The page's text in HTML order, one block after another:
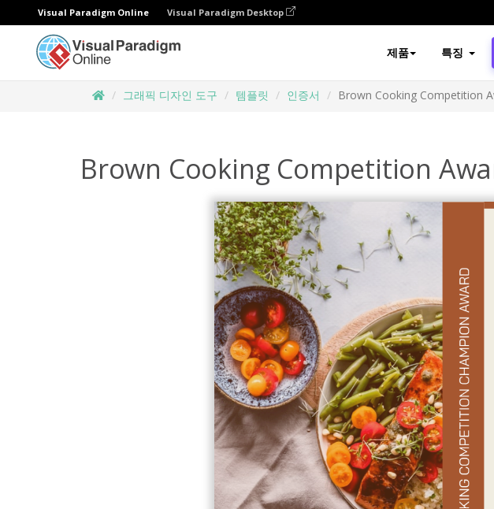
Visual Paradigm Online Visual Paradigm Desktop
제품 특징
그래픽 디자인 도구 템플릿 인증서 Brown Cooking Competition
Brown Cooking Competition